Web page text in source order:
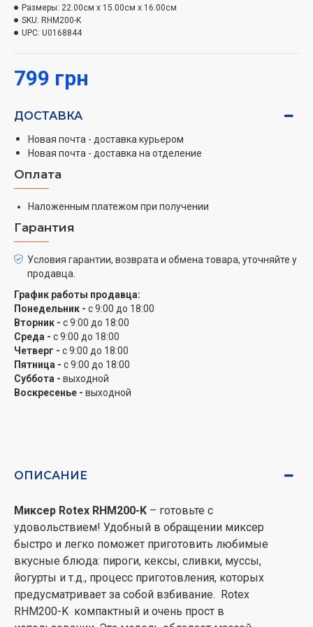
скоростных режимов работы, насадки для
замешивания теста и взбивания продуктов.
сочетает в себе компактные размеры с высокой
количество скоростей позволяют невероятно точно
поставленной задачи. Стильный ручной миксер
компании ROTEX имеет две насадки для взбивания,
две для размешивания теста и блендерную ножку.
скоростями. Удобная кнопка для удаления из миксера
насадок. Корпус изготовлен из пластика высокого
качества. Миксер ROTEX RHM200-K станет не
заменимым помощником на вашей кухне.
799 грн
Размеры: 22.00см x 15.00см x 16.00см
SKU: RHM200-K
UPC: U0168844
ДОСТАВКА
Новая почта - доставка курьером
Новая почта - доставка на отделение
Оплата
Наложенным платежом при получении
Гарантия
Условия гарантии, возврата и обмена товара, уточняйте у
продавца.
График работы продавца:
Понедельник - с 9:00 до 18:00
Вторник - с 9:00 до 18:00
Среда - с 9:00 до 18:00
Четверг - с 9:00 до 18:00
Пятница - с 9:00 до 18:00
Суббота - выходной
Воскресенье - выходной
ОПИСАНИЕ
Миксер Rotex RHM200-K – готовьте с
удовольствием! Удобный в обращении миксер
быстро и легко поможет приготовить любимые
вкусные блюда: пироги, кексы, сливки, муссы,
йогурты и т.д., процесс приготовления, которых
предусматривает за собой взбивание. Rotex
RHM200-K компактный и очень прост в